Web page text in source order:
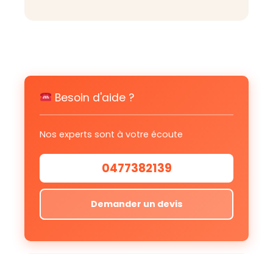
Besoin d'aide ?
Nos experts sont à votre écoute
0477382139
Demander un devis